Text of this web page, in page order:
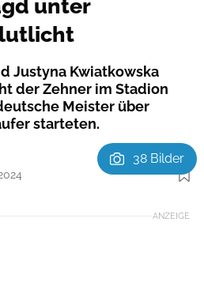
unter
Justyna Kwiatkowska
der Zehner im Stadion
Meister über
starteten.
Foto: Johannes Schölermann
38 Bilder
ANZEIGE